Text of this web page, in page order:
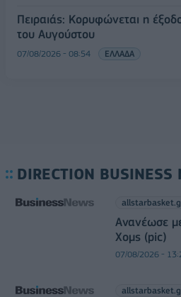
Πειραιάς: Κορυφώνεται η
του Αυγούστου
07/08/2026 - 08:54 ΕΛΛΑΔΑ
DIRECTION BUSINESS
Ανανέωσε
Χομς (pic)
07/08/2026 -